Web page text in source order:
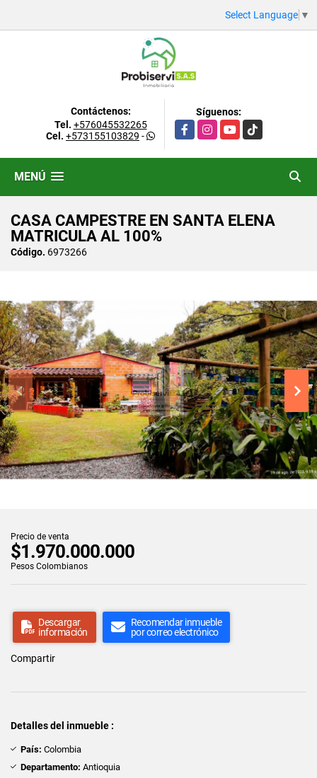
Select Language ▼
Contáctenos:
Tel. +576045532265
Cel. +573155103829 -
Síguenos:
FacebookInstagramYouTubeTikTok
MENÚ
CASA CAMPESTRE EN SANTA ELENA
MATRICULA AL 100%
Código. 6973266
Precio de venta
$1.970.000.000
Pesos Colombianos
Descargar
información
Recomendar inmueble
por correo electrónico
Compartir
Detalles del inmueble :
País: Colombia
Departamento: Antioquia